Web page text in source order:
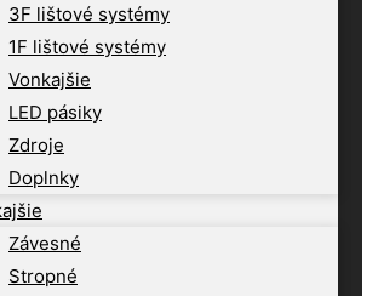
3F lištové systémy
1F lištové systémy
Vonkajšie
LED pásiky
Zdroje
Doplnky
Závesné
Stropné